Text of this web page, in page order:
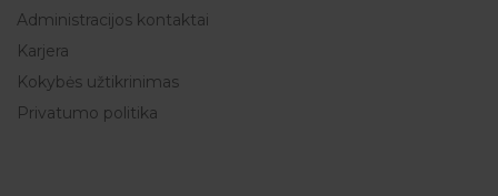
Administracijos kontaktai
Karjera
Kokybės užtikrinimas
Privatumo politika